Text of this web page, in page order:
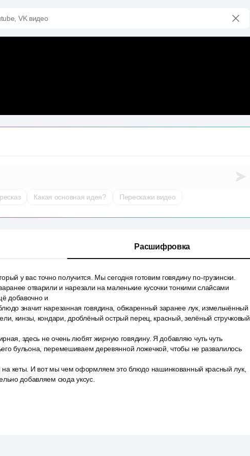
VK видео
Какая основная идея? Перескажи видео
Расшифровка
у вас точно получится. Мы сегодня готовим говядину по-грузински.
отварили и нарезали на маленькие кусочки тонкими слайсами
добавочно и
значит нарезанная говядина, обжаренный заранее лук, измельчённый
кинзы, кондари, дроблёный острый перец, красный, зелёный стручковый
здесь не очень любят жирную говядину. Я добавляю чуть чуть
бульона, перемешиваем деревянной ложечкой, чтобы не развалилось
кеты. И вот мы чем оформляем это блюдо нашинкованный красный лук,
добавляем сюда уксус.